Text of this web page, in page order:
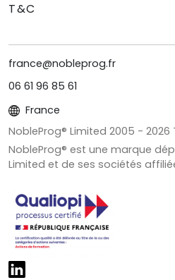
T&C
france@nobleprog.fr
06 61 96 85 61
France
NobleProg® Limited 2005 - 2026
NobleProg® est une marque
Limited et de ses sociétés